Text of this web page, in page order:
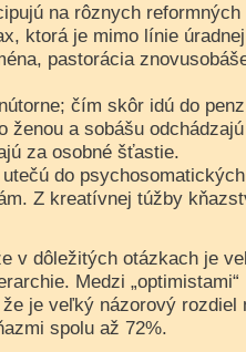
na rôznych
ktorá je mimo línie
pastorácia
čím skôr idú do
ženou a sobášu
za osobné šťastie.
do
Z kreatívnej túžby
v dôležitých otázkach je
Medzi
je veľký názorový rozdiel
spolu až 72%.